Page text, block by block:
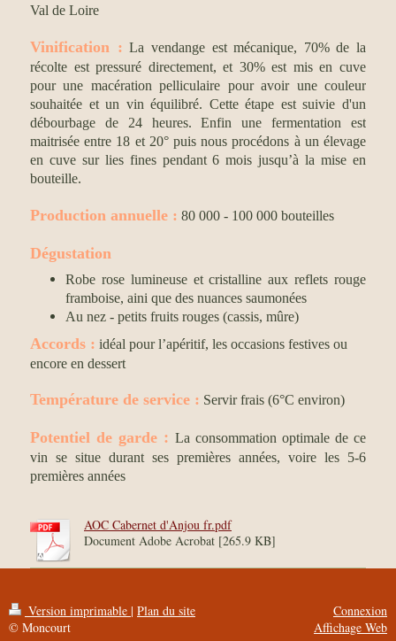
Val de Loire
Vinification : La vendange est mécanique, 70% de la
récolte est pressuré directement, et 30% est mis en cuve
pour une macération pelliculaire pour avoir une couleur
souhaitée et un vin équilibré. Cette étape est suivie d'un
débourbage de 24 heures. Enfin une fermentation est
maitrisée entre 18 et 20° puis nous procédons à un élevage
en cuve sur lies fines pendant 6 mois jusqu’à la mise en
bouteille.
Production annuelle : 80 000 - 100 000 bouteilles
Dégustation
Robe rose lumineuse et cristalline aux reflets rouge
framboise, aini que des nuances saumonées
Au nez - petits fruits rouges (cassis, mûre)
Accords : idéal pour l’apéritif, les occasions festives ou
encore en dessert
Température de service : Servir frais (6°C environ)
Potentiel de garde : La consommation optimale de ce
vin se situe durant ses premières années, voire les 5-6
premières années
AOC Cabernet d'Anjou fr.pdf
Document Adobe Acrobat [265.9 KB]
Version imprimable | Plan du site
© Moncourt
Connexion
Affichage Web